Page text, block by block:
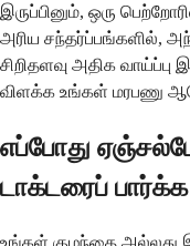
இருப்பினும், ஒரு
அரிய சந்தர்ப்பங்களில்,
சிறிதளவு அதிக வாய்ப்பு
விளக்க உங்கள் மரபணு
எப்போது
டாக்டரைப்
உங்கள் குழந்தை அல்லது